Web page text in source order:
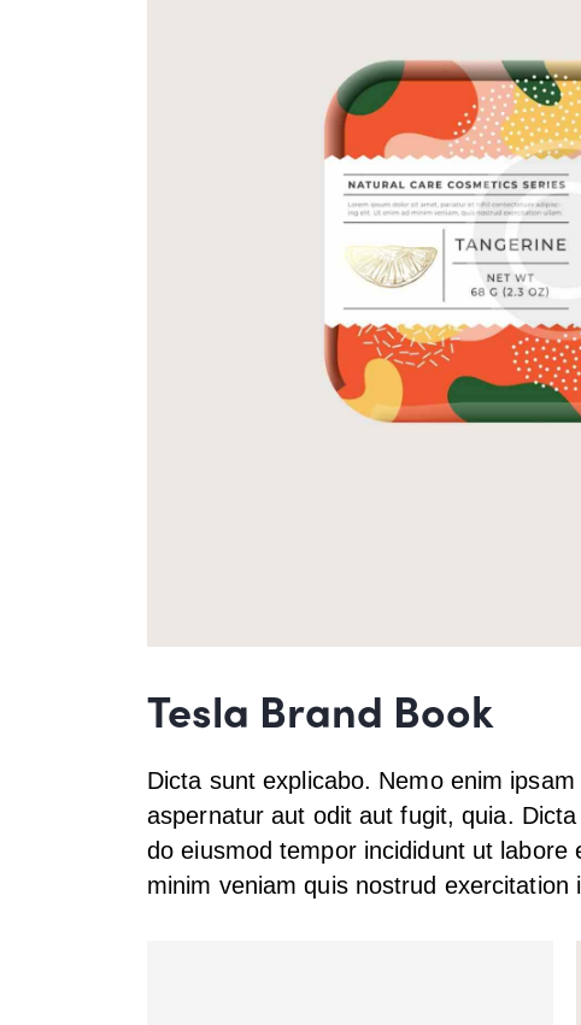
Tesla Brand Book
Dicta sunt explicabo. Nemo enim
aspernatur aut odit aut fugit, quia.
do eiusmod tempor incididunt ut labore
minim veniam quis nostrud exercitation